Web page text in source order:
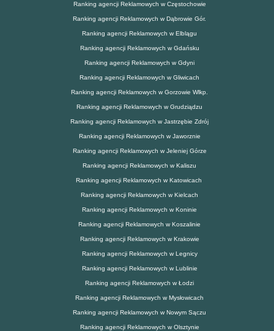
Ranking agencji Reklamowych w Częstochowie
Ranking agencji Reklamowych w Dąbrowie Gór.
Ranking agencji Reklamowych w Elblągu
Ranking agencji Reklamowych w Gdańsku
Ranking agencji Reklamowych w Gdyni
Ranking agencji Reklamowych w Gliwicach
Ranking agencji Reklamowych w Gorzowie Wlkp.
Ranking agencji Reklamowych w Grudziądzu
Ranking agencji Reklamowych w Jastrzębie Zdrój
Ranking agencji Reklamowych w Jaworznie
Ranking agencji Reklamowych w Jeleniej Górze
Ranking agencji Reklamowych w Kaliszu
Ranking agencji Reklamowych w Katowicach
Ranking agencji Reklamowych w Kielcach
Ranking agencji Reklamowych w Koninie
Ranking agencji Reklamowych w Koszalinie
Ranking agencji Reklamowych w Krakowie
Ranking agencji Reklamowych w Legnicy
Ranking agencji Reklamowych w Lublinie
Ranking agencji Reklamowych w Łodzi
Ranking agencji Reklamowych w Mysłowicach
Ranking agencji Reklamowych w Nowym Sączu
Ranking agencji Reklamowych w Olsztynie